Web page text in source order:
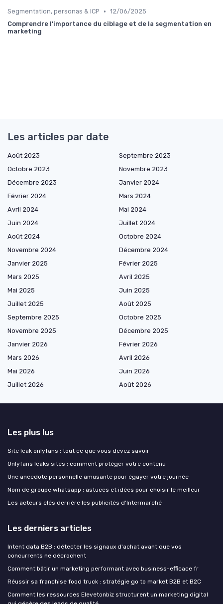
Segmentation, personas & ICP • 12/06/2025
Comprendre l'importance du ciblage et de la segmentation en
marketing
Les articles par date
Août 2023
Septembre 2023
Octobre 2023
Novembre 2023
Décembre 2023
Janvier 2024
Février 2024
Mars 2024
Avril 2024
Mai 2024
Juin 2024
Juillet 2024
Août 2024
Octobre 2024
Novembre 2024
Décembre 2024
Janvier 2025
Février 2025
Mars 2025
Avril 2025
Mai 2025
Juin 2025
Juillet 2025
Août 2025
Septembre 2025
Octobre 2025
Novembre 2025
Décembre 2025
Janvier 2026
Février 2026
Mars 2026
Avril 2026
Mai 2026
Juin 2026
Juillet 2026
Août 2026
Les plus lus
Site leak onlyfans : tout ce que vous devez savoir
Onlyfans leaks sites : comment protéger votre contenu
Une anecdote personnelle amusante pour égayer votre journée
Nom de groupe whatsapp : astuces et idées pour choisir le meilleur
Les acteurs clés derrière les publicités d'Intermarché
Les derniers articles
Intent data B2B : détecter les signaux d'achat avant que vos
concurrents ne décrochent
Comment bâtir un marketing performant avec business-efficace fr
Réussir sa franchise food truck : stratégie go to market B2B et B2C
Comment les ressources Elevetonbiz structurent un marketing digital